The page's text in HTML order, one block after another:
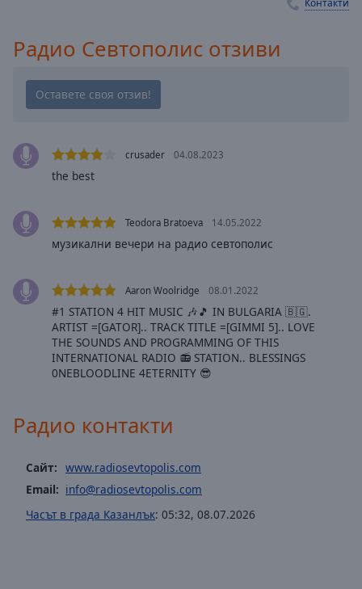
selected
Subtitles
subtitles
opens
subtitles
settings
subtitles
off
selected
Audio
Track
Fullscreen
window.
Beginning
Радио Севтополис отзиви
crusader 04.08.2023
the best
Teodora Bratoeva 14.05.2022
музикални вечери на радио севтополис
Aaron Woolridge 08.01.2022
#1 STATION 4 HIT MUSIC 🎶🎵 IN BULGARIA 🇧🇬.
ARTIST =[GATOR].. TRACK TITLE =[GIMMI 5].. LOVE
THE SOUNDS AND PROGRAMMING OF THIS
INTERNATIONAL RADIO 📻 STATION.. BLESSINGS
0NEBLOODLINE 4ETERNITY 😎
Радио контакти
Сайт: www.radiosevtopolis.com
Email: info@radiosevtopolis.com
Часът в града Казанлък: 05:32, 08.07.2026